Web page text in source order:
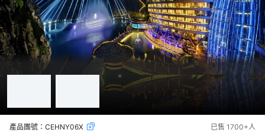
產品團號： CEHNY06X 已售 1700+人